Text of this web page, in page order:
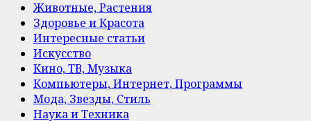
Животные, Растения
Здоровье и Красота
Интересные статьи
Искусство
Кино, ТВ, Музыка
Компьютеры, Интернет, Программы
Мода, Звезды, Стиль
Наука и Техника